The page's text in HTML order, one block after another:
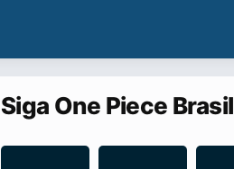
Siga One Piece Brasil